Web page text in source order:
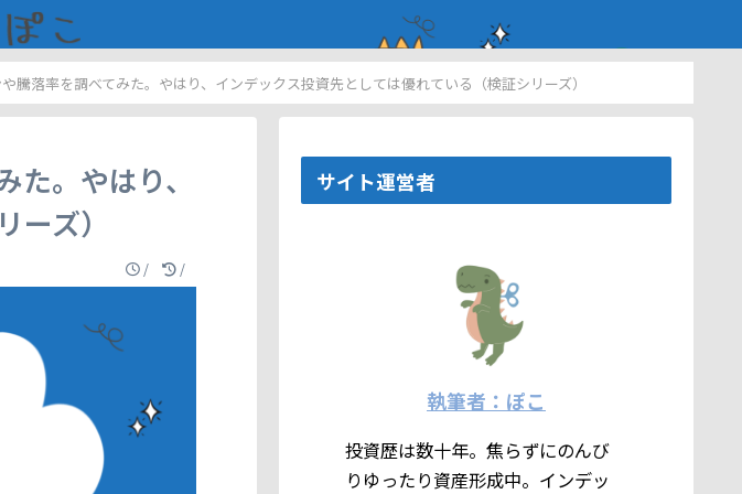
騰落率を調べてみた。やはり、インデックス投資先としては優れている（検証シリーズ）
。やはり、
ズ）
/ /
サイト運営者
執筆者：ぽこ
投資歴は数十年。焦らずにのんび
りゆったり資産形成中。インデッ